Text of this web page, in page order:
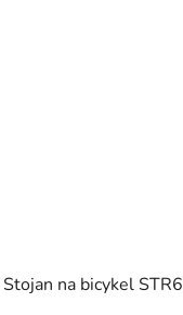
Stojan na bicykel STR6